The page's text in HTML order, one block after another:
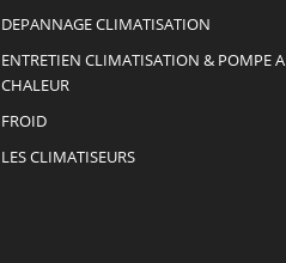
DEPANNAGE CLIMATISATION
ENTRETIEN CLIMATISATION & POMPE A
CHALEUR
FROID
LES CLIMATISEURS